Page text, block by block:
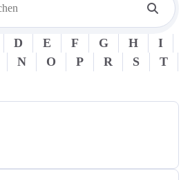
D E F G H
I
N O P R S
T